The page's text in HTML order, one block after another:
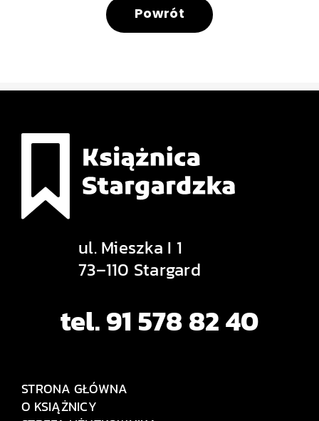
Powrót
ul. Mieszka I 1
73–110 Stargard
tel. 91 578 82 40
STRONA GŁÓWNA
O KSIĄŻNICY